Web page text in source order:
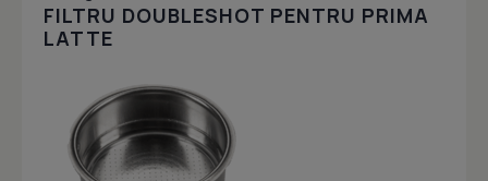
FILTRU DOUBLESHOT PENTRU PRIMA
LATTE